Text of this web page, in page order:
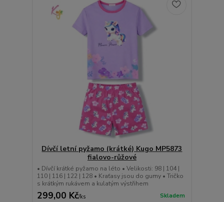
Dívčí letní pyžamo (krátké) Kugo MP5873
fialovo-růžové
• Dívčí krátké pyžamo na léto • Velikosti: 98 | 104 |
110 | 116 | 122 | 128 • Kraťasy jsou do gumy • Tričko
s krátkým rukávem a kulatým výstřihem
299,00 Kč/ks Skladem